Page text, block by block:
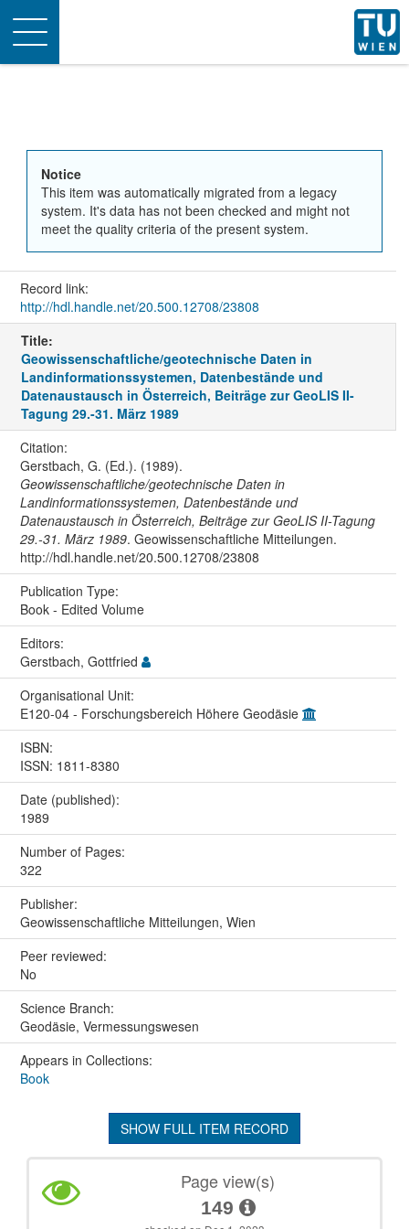
Toggle
navigation
Notice
This item was automatically migrated from a legacy
system. It's data has not been checked and might not
meet the quality criteria of the present system.
Record link:
http://hdl.handle.net/20.500.12708/23808
Title:
Geowissenschaftliche/geotechnische Daten in
Landinformationssystemen, Datenbestände und
Datenaustausch in Österreich, Beiträge zur GeoLIS II-
Tagung 29.-31. März 1989
Citation:
Gerstbach, G. (Ed.). (1989).
Geowissenschaftliche/geotechnische Daten in
Landinformationssystemen, Datenbestände und
Datenaustausch in Österreich, Beiträge zur GeoLIS II-Tagung
29.-31. März 1989. Geowissenschaftliche Mitteilungen.
http://hdl.handle.net/20.500.12708/23808
Publication Type:
Book - Edited Volume
Editors:
Gerstbach, Gottfried
Organisational Unit:
E120-04 - Forschungsbereich Höhere Geodäsie
ISBN:
ISSN: 1811-8380
Date (published):
1989
Number of Pages:
322
Publisher:
Geowissenschaftliche Mitteilungen, Wien
Peer reviewed:
No
Science Branch:
Geodäsie, Vermessungswesen
Appears in Collections:
Book
SHOW FULL ITEM RECORD
Page view(s)
149